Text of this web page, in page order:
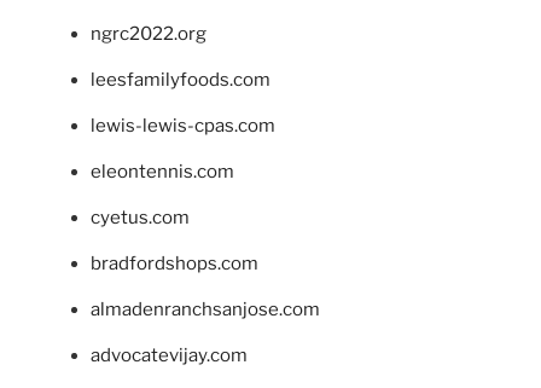
ngrc2022.org
leesfamilyfoods.com
lewis-lewis-cpas.com
eleontennis.com
cyetus.com
bradfordshops.com
almadenranchsanjose.com
advocatevijay.com